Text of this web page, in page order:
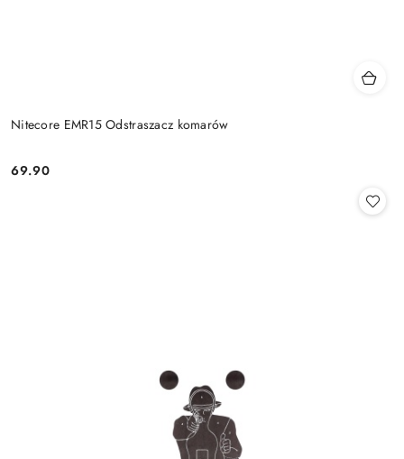
Nitecore EMR15 Odstraszacz komarów
Cena:
69.90